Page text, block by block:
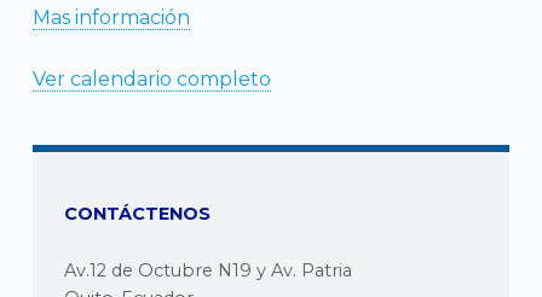
Mas información
Ver calendario completo
CONTÁCTENOS
Av.12 de Octubre N19 y Av. Patria